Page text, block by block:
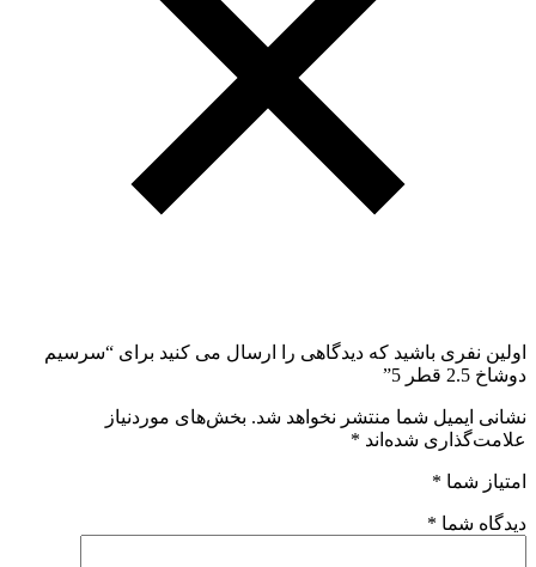
اولین نفری باشید که دیدگاهی را ارسال می کنید برای “سرسیم
دوشاخ 2.5 قطر 5”
نشانی ایمیل شما منتشر نخواهد شد. بخش‌های موردنیاز
علامت‌گذاری شده‌اند *
امتیاز شما *
دیدگاه شما *